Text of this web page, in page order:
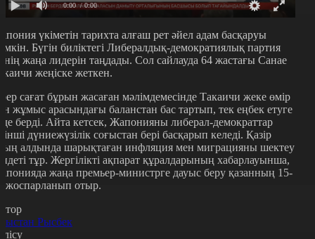
0:00 / 0:00
үкіметін тарихта алғаш рет әйел адам басқаруы
Бүгін биліктегі Либералдық-демократиялық партия
жаңа лидерін таңдады. Сол сайлауда 64 жастағы Санае
жеңіске жеткен.
сағат бұрын жасаған мәлімдемесінде Такаичи жеке өмір
жұмыс арасындағы баланстан бас тартып, тек еңбек етуге
берді. Айта кетсек, Жапонияны либерал-демократтар
дүниежүзілік соғыстан бері басқарып келеді. Қазір
алдында шарықтаған инфляция мен миграцияны шектеу
тұр. Жергілікті ақпарат құралдарының хабарлауынша,
жаңа премьер-министрге дауыс беру қазанның 15-
жоспарланып отыр.
Рысбек